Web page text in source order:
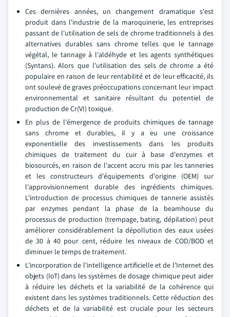
Ces dernières années, un changement dramatique s'est
produit dans l'industrie de la maroquinerie, les entreprises
passant de l'utilisation de sels de chrome traditionnels à des
alternatives durables sans chrome telles que le tannage
végétal, le tannage à l'aldéhyde et les agents synthétiques
(Syntans). Alors que l'utilisation des sels de chrome a été
populaire en raison de leur rentabilité et de leur efficacité, ils
ont soulevé de graves préoccupations concernant leur impact
environnemental et sanitaire résultant du potentiel de
production de Cr(VI) toxique.
En plus de l'émergence de produits chimiques de tannage
sans chrome et durables, il y a eu une croissance
exponentielle des investissements dans les produits
chimiques de traitement du cuir à base d'enzymes et
biosourcés, en raison de l'accent accru mis par les tanneries
et les constructeurs d'équipements d'origine (OEM) sur
l'approvisionnement durable des ingrédients chimiques.
L'introduction de processus chimiques de tannerie assistés
par enzymes pendant la phase de la beamhouse du
processus de production (trempage, bating, dépilation) peut
améliorer considérablement la dépollution des eaux usées
de 30 à 40 pour cent, réduire les niveaux de COD/BOD et
diminuer le temps de traitement.
L'incorporation de l'intelligence artificielle et de l'Internet des
objets (IoT) dans les systèmes de dosage chimique peut aider
à réduire les déchets et la variabilité de la cohérence qui
existent dans les systèmes traditionnels. Cette réduction des
déchets et de la variabilité est cruciale pour les secteurs